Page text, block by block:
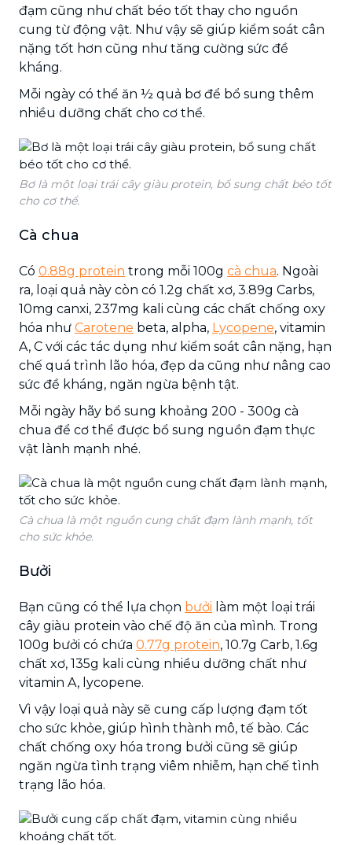
đạm cũng như chất béo tốt thay cho nguồn
cung từ động vật. Như vậy sẽ giúp kiểm soát cân
nặng tốt hơn cũng như tăng cường sức đề
kháng.
Mỗi ngày có thể ăn ½ quả bơ để bổ sung thêm
nhiều dưỡng chất cho cơ thể.
Bơ là một loại trái cây giàu protein, bổ sung chất béo tốt
cho cơ thể.
Cà chua
Có 0.88g protein trong mỗi 100g cà chua. Ngoài
ra, loại quả này còn có 1.2g chất xơ, 3.89g Carbs,
10mg canxi, 237mg kali cùng các chất chống oxy
hóa như Carotene beta, alpha, Lycopene, vitamin
A, C với các tác dụng như kiểm soát cân nặng, hạn
chế quá trình lão hóa, đẹp da cũng như nâng cao
sức đề kháng, ngăn ngừa bệnh tật.
Mỗi ngày hãy bổ sung khoảng 200 - 300g cà
chua để cơ thể được bổ sung nguồn đạm thực
vật lành mạnh nhé.
Cà chua là một nguồn cung chất đạm lành mạnh, tốt
cho sức khỏe.
Bưởi
Bạn cũng có thể lựa chọn bưởi làm một loại trái
cây giàu protein vào chế độ ăn của mình. Trong
100g bưởi có chứa 0.77g protein, 10.7g Carb, 1.6g
chất xơ, 135g kali cùng nhiều dưỡng chất như
vitamin A, lycopene.
Vì vậy loại quả này sẽ cung cấp lượng đạm tốt
cho sức khỏe, giúp hình thành mô, tế bào. Các
chất chống oxy hóa trong bưởi cũng sẽ giúp
ngăn ngừa tình trạng viêm nhiễm, hạn chế tình
trạng lão hóa.